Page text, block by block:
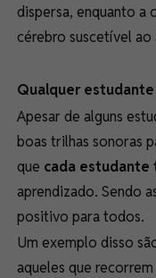
dispersa, enquanto a
cérebro suscetível ao
Qualquer
Apesar de alguns
boas trilhas sonoras
que cada
aprendizado. Sendo
positivo para todos.
Um exemplo disso
aqueles que